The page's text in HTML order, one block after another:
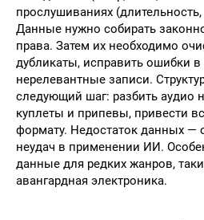
прослушиваниях
Данные нужно собирать
права. Затем их необходимо
дубликаты, исправить ошибки в
нерелевантные записи.
следующий шаг: разбить аудио
куплеты и припевы, привести
формату. Недостаток данных —
неудач в применении ИИ.
данные для редких жанров,
авангардная электроника.